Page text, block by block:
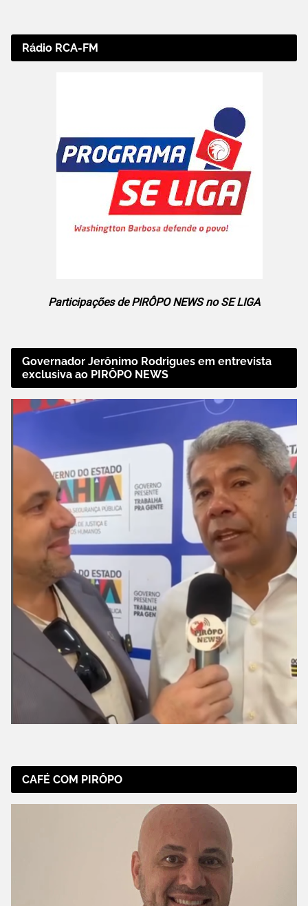
Rádio RCA-FM
Participações de PIRÔPO NEWS no SE LIGA
Governador Jerônimo Rodrigues em entrevista
exclusiva ao PIRÔPO NEWS
CAFÉ COM PIRÔPO